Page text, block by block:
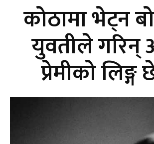
कोठामा भेट्न
युवतीले
प्रेमीको